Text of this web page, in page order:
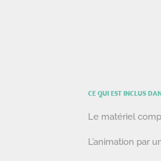
CE QUI EST INCLUS
Le matériel
L’animation par